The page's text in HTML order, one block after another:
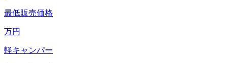
最低販売価格
万円
軽キャンパー